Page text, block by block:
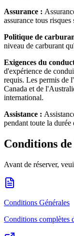
Assurance :
assurance tous
Politique de
niveau de carburant
Exigences du
d'expérience de
requis. Les permis de
Canada et de
international.
Assistance :
pendant toute la durée
Conditions
Avant de réserver,
Conditions Générales
Conditions complètes